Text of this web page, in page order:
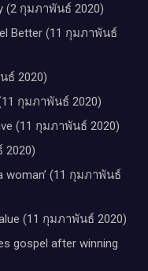
(2 กุมภาพันธ์ 2020)
Better (11 กุมภาพันธ์
ธ์ 2020)
กุมภาพันธ์ 2020)
(11 กุมภาพันธ์ 2020)
2020)
woman’ (11 กุมภาพันธ์
(11 กุมภาพันธ์ 2020)
gospel after winning